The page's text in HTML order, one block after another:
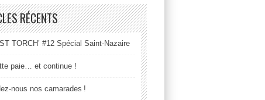
RÉCENTS
TORCH’ #12 Spécial Saint-Nazaire
paie… et continue !
nous nos camarades !